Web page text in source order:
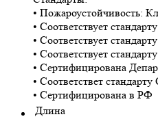
• Пожароустойчивость:
• Соответствует
• Соответствует
• Соответствует
• Сертифицирована
• Соответствет
• Сертифицирована в РФ
Длина